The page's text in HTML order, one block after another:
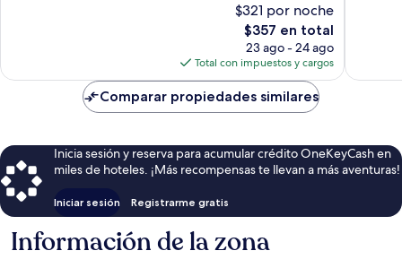
$321 por noche
El
precio
actual
es
de
$357
$357 en total
23 ago - 24 ago
Total con impuestos y cargos
Comparar propiedades similares
Inicia sesión y reserva para acumular crédito OneKeyCash en
miles de hoteles. ¡Más recompensas te llevan a más aventuras!
Iniciar sesión Registrarme gratis
Información de la zona